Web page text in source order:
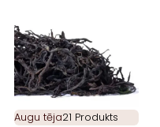
Augu tēja21 Produkts